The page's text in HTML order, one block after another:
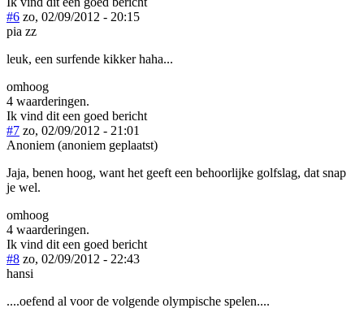
#6 zo, 02/09/2012 - 20:15
pia zz
leuk, een surfende kikker haha...
omhoog
4 waarderingen.
Ik vind dit een goed bericht
#7 zo, 02/09/2012 - 21:01
Anoniem (anoniem geplaatst)
Jaja, benen hoog, want het geeft een behoorlijke golfslag, dat snap
je wel.
omhoog
4 waarderingen.
Ik vind dit een goed bericht
#8 zo, 02/09/2012 - 22:43
hansi
....oefend al voor de volgende olympische spelen....